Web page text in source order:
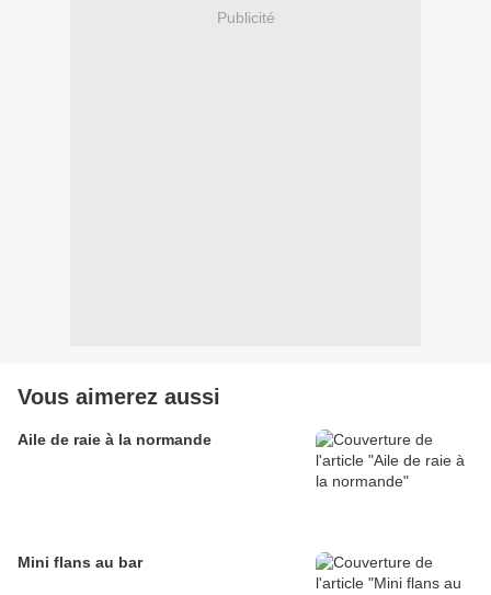
Publicité
Vous aimerez aussi
Aile de raie à la normande
Mini flans au bar